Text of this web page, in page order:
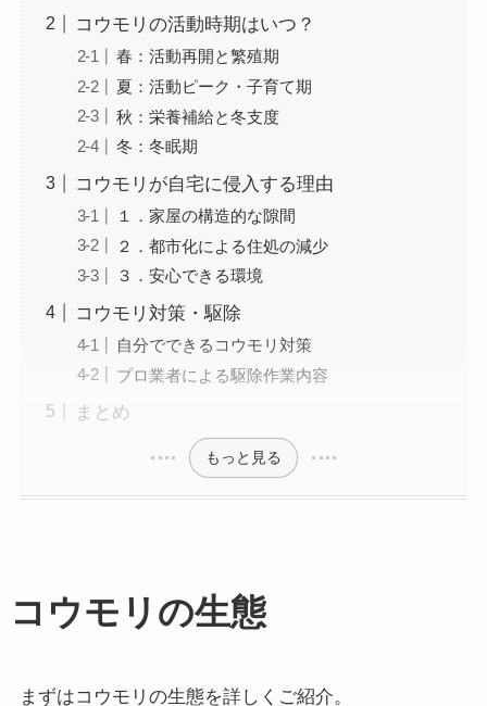
コウモリの活動時期はいつ？
春：活動再開と繁殖期
夏：活動ピーク・子育て期
秋：栄養補給と冬支度
冬：冬眠期
コウモリが自宅に侵入する理由
１．家屋の構造的な隙間
２．都市化による住処の減少
３．安心できる環境
コウモリ対策・駆除
自分でできるコウモリ対策
プロ業者による駆除作業内容
まとめ
もっと見る
コウモリの生態
まずはコウモリの生態を詳しくご紹介。